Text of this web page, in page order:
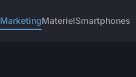
MarketingMaterielSmartphones